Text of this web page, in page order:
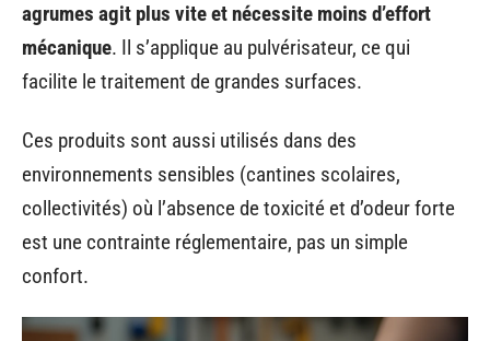
agrumes agit plus vite et nécessite moins d’effort
mécanique. Il s’applique au pulvérisateur, ce qui
facilite le traitement de grandes surfaces.
Ces produits sont aussi utilisés dans des
environnements sensibles (cantines scolaires,
collectivités) où l’absence de toxicité et d’odeur forte
est une contrainte réglementaire, pas un simple
confort.